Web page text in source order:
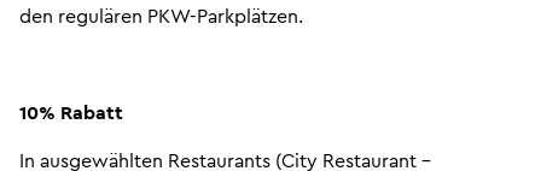
den regulären PKW-Parkplätzen.
10% Rabatt
In ausgewählten Restaurants (City Restaurant -